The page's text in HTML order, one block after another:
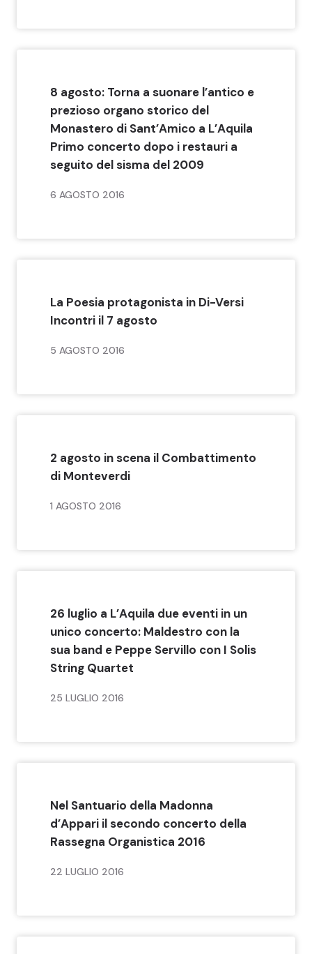
8 agosto: Torna a suonare l’antico e
prezioso organo storico del
Monastero di Sant’Amico a L’Aquila
Primo concerto dopo i restauri a
seguito del sisma del 2009
6 AGOSTO 2016
La Poesia protagonista in Di-Versi
Incontri il 7 agosto
5 AGOSTO 2016
2 agosto in scena il Combattimento
di Monteverdi
1 AGOSTO 2016
26 luglio a L’Aquila due eventi in un
unico concerto: Maldestro con la
sua band e Peppe Servillo con I Solis
String Quartet
25 LUGLIO 2016
Nel Santuario della Madonna
d’Appari il secondo concerto della
Rassegna Organistica 2016
22 LUGLIO 2016